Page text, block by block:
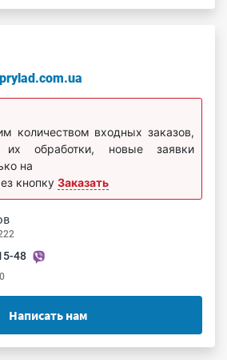
количеством входных заказов,
их обработки, новые заявки
на
кнопку Заказать
48
Написать нам